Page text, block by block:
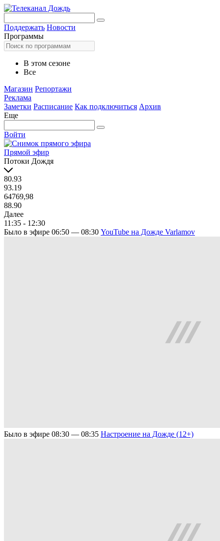
Поддержать Новости
Программы
В этом сезоне
Все
Магазин Репортажи
Реклама
Заметки Расписание Как подключиться Архив
Еще
Войти
Прямой эфир
Потоки Дождя
80.93
93.19
64769,98
88.90
Далее
11:35 - 12:30
Было в эфире 06:50 — 08:30 YouTube на Дожде Varlamov
Было в эфире 08:30 — 08:35 Настроение на Дожде (12+)